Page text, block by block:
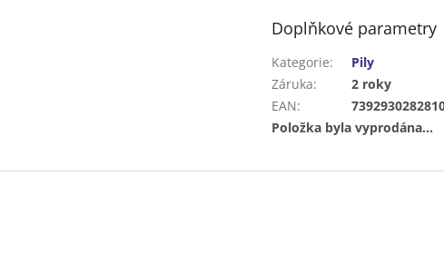
Doplňkové parametry
Kategorie:
Pily
Záruka:
2 roky
EAN:
Položka byla vyprodána…